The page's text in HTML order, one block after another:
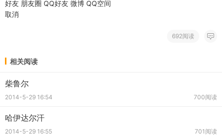
好友 朋友圈 QQ好友 微博 QQ空间
取消
692阅读
相关阅读
柴鲁尔
2014-5-29 16:54 700阅读
哈伊达尔汗
2014-5-29 16:55 701阅读